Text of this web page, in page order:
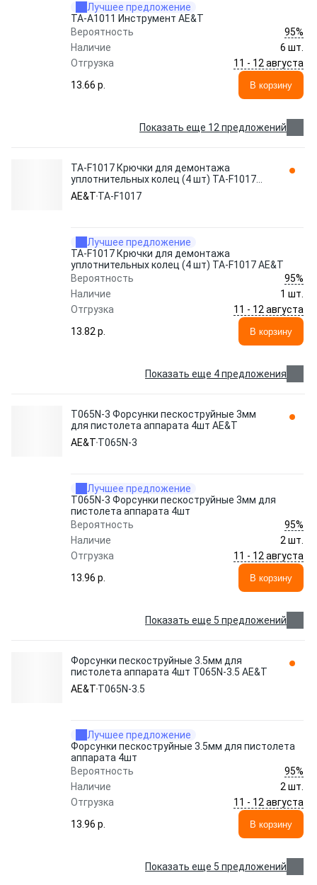
Лучшее предложение
TA-A1011 Инструмент AE&T
Вероятность
95%
Наличие
6 шт.
Отгрузка
11 - 12 августа
13.66 p.
В корзину
Показать еще 12 предложений
TA-F1017 Крючки для демонтажа
уплотнительных колец (4 шт) TA-F1017
AE&T
AE&T TA-F1017
Лучшее предложение
TA-F1017 Крючки для демонтажа
уплотнительных колец (4 шт) TA-F1017 AE&T
Вероятность
95%
Наличие
1 шт.
Отгрузка
11 - 12 августа
13.82 p.
В корзину
Показать еще 4 предложения
T065N-3 Форсунки пескоструйные 3мм
для пистолета аппарата 4шт AE&T
AE&T T065N-3
Лучшее предложение
T065N-3 Форсунки пескоструйные 3мм для
пистолета аппарата 4шт
Вероятность
95%
Наличие
2 шт.
Отгрузка
11 - 12 августа
13.96 p.
В корзину
Показать еще 5 предложений
Форсунки пескоструйные 3.5мм для
пистолета аппарата 4шт T065N-3.5 AE&T
AE&T T065N-3.5
Лучшее предложение
Форсунки пескоструйные 3.5мм для пистолета
аппарата 4шт
Вероятность
95%
Наличие
2 шт.
Отгрузка
11 - 12 августа
13.96 p.
В корзину
Показать еще 5 предложений